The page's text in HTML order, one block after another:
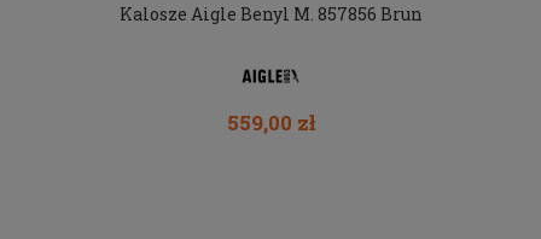
Kalosze Aigle Benyl M. 857856 Brun
559,00 zł